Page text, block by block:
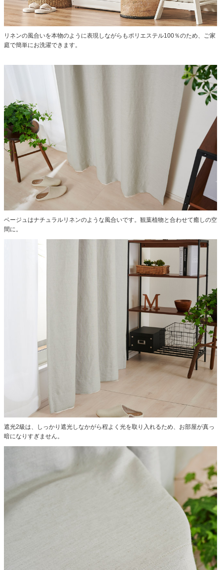
リネンの風合いを本物のように表現しながらもポリエステル100％のため、ご家
庭で簡単にお洗濯できます。
ベージュはナチュラルリネンのような風合いです。観葉植物と合わせて癒しの空
間に。
遮光2級は、しっかり遮光しなかがら程よく光を取り入れるため、お部屋が真っ
暗になりすぎません。